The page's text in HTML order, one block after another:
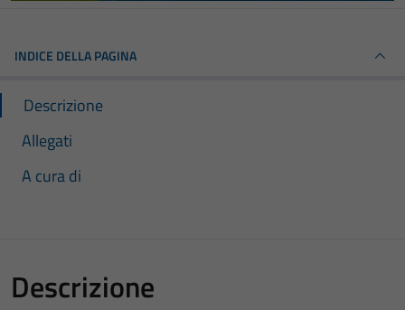
INDICE DELLA PAGINA
Descrizione
Allegati
A cura di
Descrizione